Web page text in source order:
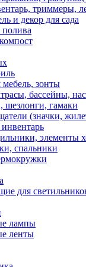
триммеры,
и декор для сада
полива
зонты
бассейны,
шезлонги, гамаки
(значки,
элементы
спальники
для
лампы
ленты